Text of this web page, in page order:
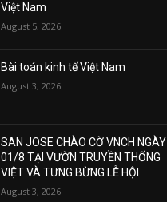
Việt Nam
August 5, 2026
Bài toán kinh tế Việt Nam
August 3, 2026
SAN JOSE CHÀO CỜ VNCH NGÀY
01/8 TẠI VƯỜN TRUYỀN THỐNG
VIỆT VÀ TƯNG BỪNG LỄ HỘI
August 3, 2026